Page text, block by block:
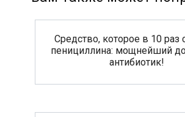
Средство, которое в 10 раз
пенициллина: мощнейший
антибиотик!